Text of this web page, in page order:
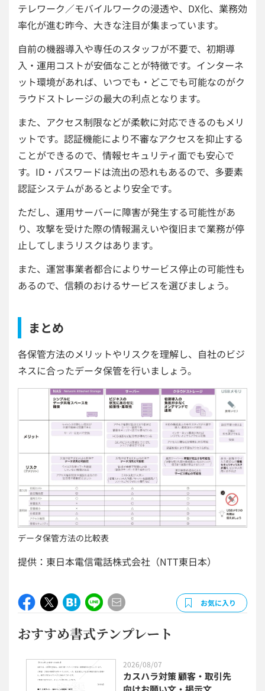
テレワーク／モバイルワークの浸透や、DX化、業務効
率化が進む昨今、大きな注目が集まっています。
自前の機器導入や専任のスタッフが不要で、初期導
入・運用コストが安価なことが特徴です。インターネ
ット環境があれば、いつでも・どこでも可能なのがク
ラウドストレージの最大の利点となります。
また、アクセス制限などが柔軟に対応できるのもメリ
ットです。認証機能により不審なアクセスを抑止する
ことができるので、情報セキュリティ面でも安心で
す。ID・パスワードは流出の恐れもあるので、多要素
認証システムがあるとより安全です。
ただし、運用サーバーに障害が発生する可能性があ
り、攻撃を受けた際の情報漏えいや復旧まで業務が停
止してしまうリスクはあります。
また、運営事業者都合によりサービス停止の可能性も
あるので、信頼のおけるサービスを選びましょう。
まとめ
各保管方法のメリットやリスクを理解し、自社のビジ
ネスに合ったデータ保管を行いましょう。
データ保管方法の比較表
提供：東日本電信電話株式会社（NTT東日本）
お気に入り
おすすめ書式テンプレート
2026/08/07
カスハラ対策 顧客・取引先